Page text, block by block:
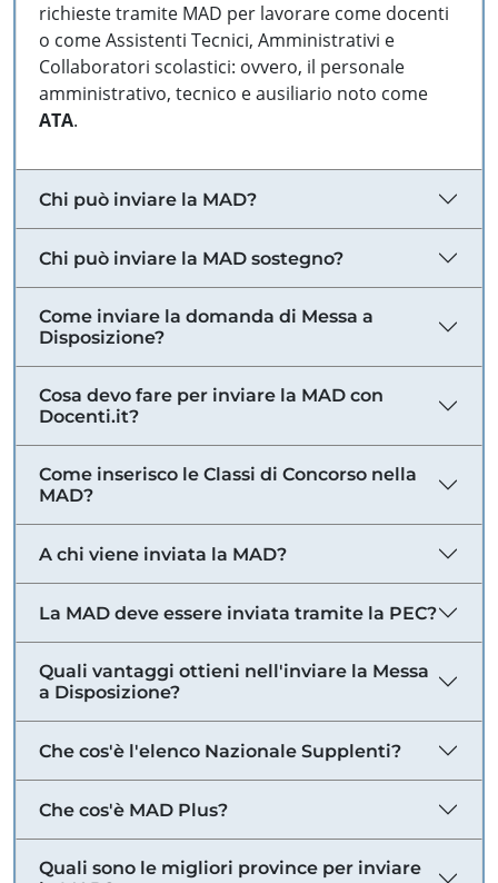
richieste tramite MAD per lavorare come docenti
o come Assistenti Tecnici, Amministrativi e
Collaboratori scolastici: ovvero, il personale
amministrativo, tecnico e ausiliario noto come
ATA.
Chi può inviare la MAD?
Chi può inviare la MAD sostegno?
Come inviare la domanda di Messa a
Disposizione?
Cosa devo fare per inviare la MAD con
Docenti.it?
Come inserisco le Classi di Concorso nella
MAD?
A chi viene inviata la MAD?
La MAD deve essere inviata tramite la PEC?
Quali vantaggi ottieni nell'inviare la Messa
a Disposizione?
Che cos'è l'elenco Nazionale Supplenti?
Che cos'è MAD Plus?
Quali sono le migliori province per inviare